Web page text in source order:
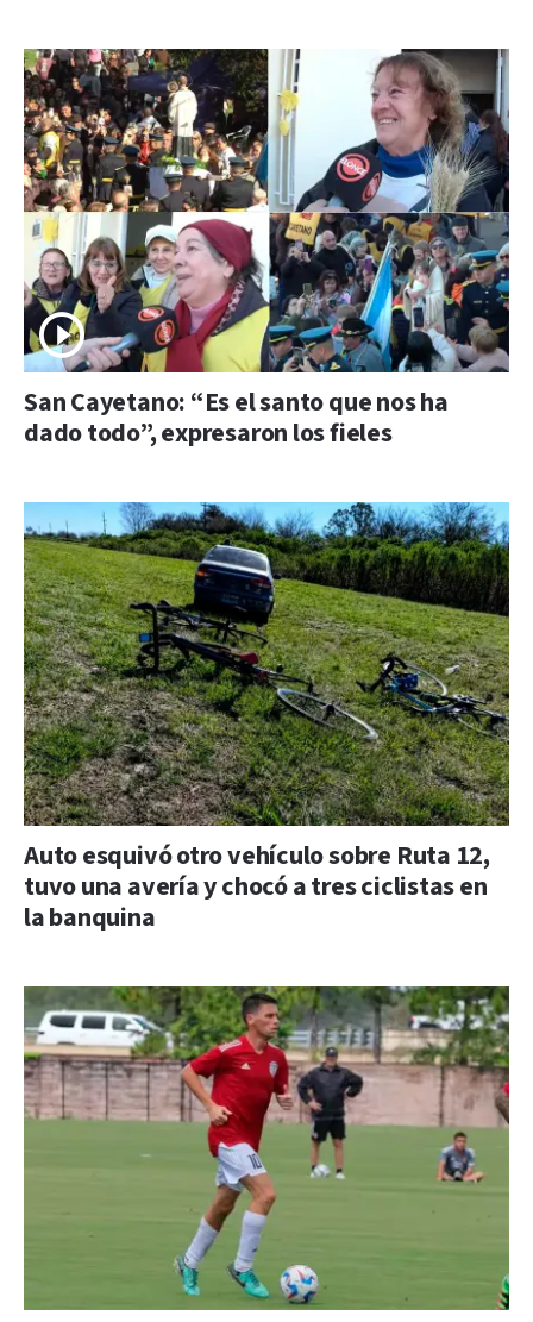
San Cayetano: “Es el santo que nos ha
dado todo”, expresaron los fieles
Auto esquivó otro vehículo sobre Ruta 12,
tuvo una avería y chocó a tres ciclistas en
la banquina